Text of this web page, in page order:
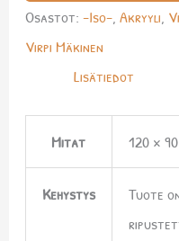
Osastot: -Iso-, Akryyli,
Virpi Mäkinen
Lisätiedot
Mitat 120 ×
Kehystys
Tuote